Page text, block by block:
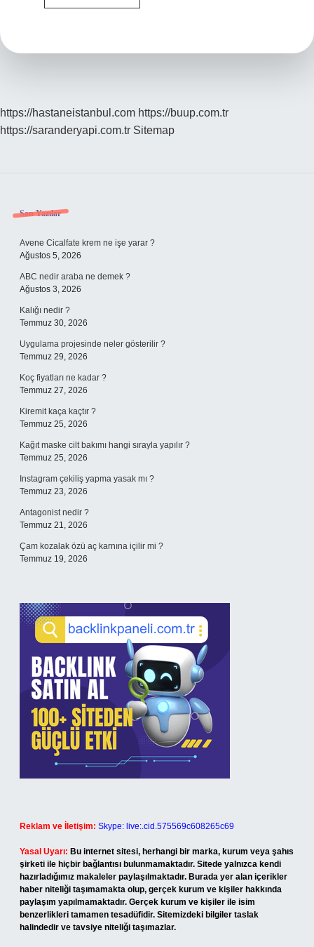
kalmak
https://hastaneistanbul.com https://buup.com.tr
https://saranderyapi.com.tr Sitemap
Sidebar
Son Yazılar
Avene Cicalfate krem ne işe yarar ?
Ağustos 5, 2026
ABC nedir araba ne demek ?
Ağustos 3, 2026
Kalığı nedir ?
Temmuz 30, 2026
Uygulama projesinde neler gösterilir ?
Temmuz 29, 2026
Koç fiyatları ne kadar ?
Temmuz 27, 2026
Kiremit kaça kaçtır ?
Temmuz 25, 2026
Kağıt maske cilt bakımı hangi sırayla yapılır ?
Temmuz 25, 2026
Instagram çekiliş yapma yasak mı ?
Temmuz 23, 2026
Antagonist nedir ?
Temmuz 21, 2026
Çam kozalak özü aç karnına içilir mi ?
Temmuz 19, 2026
Reklam ve İletişim: Skype: live:.cid.575569c608265c69
Yasal Uyarı: Bu internet sitesi, herhangi bir marka, kurum veya şahıs
şirketi ile hiçbir bağlantısı bulunmamaktadır. Sitede yalnızca kendi
hazırladığımız makaleler paylaşılmaktadır. Burada yer alan içerikler
haber niteliği taşımamakta olup, gerçek kurum ve kişiler hakkında
paylaşım yapılmamaktadır. Gerçek kurum ve kişiler ile isim
benzerlikleri tamamen tesadüfidir. Sitemizdeki bilgiler taslak
halindedir ve tavsiye niteliği taşımazlar.